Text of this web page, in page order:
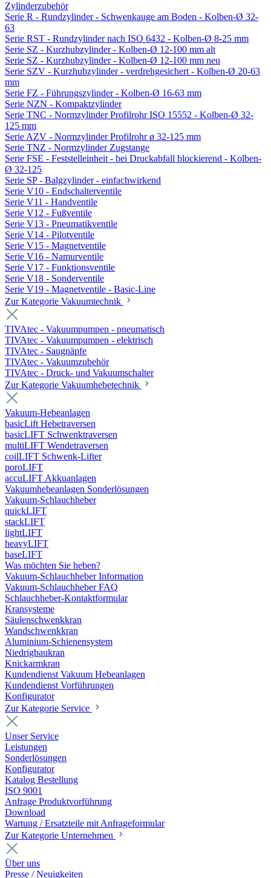
Zylinderzubehör
Serie R - Rundzylinder - Schwenkauge am Boden - Kolben-Ø 32-
63
Serie RST - Rundzylinder nach ISO 6432 - Kolben-Ø 8-25 mm
Serie SZ - Kurzhubzylinder - Kolben-Ø 12-100 mm alt
Serie SZ - Kurzhubzylinder - Kolben-Ø 12-100 mm neu
Serie SZV - Kurzhubzylinder - verdrehgesichert - Kolben-Ø 20-63
mm
Serie FZ - Führungszylinder - Kolben-Ø 16-63 mm
Serie NZN - Kompaktzylinder
Serie TNC - Normzylinder Profilrohr ISO 15552 - Kolben-Ø 32-
125 mm
Serie AZV - Normzylinder Profilrohr ø 32-125 mm
Serie TNZ - Normzylinder Zugstange
Serie FSE - Feststelleinheit - bei Druckabfall blockierend - Kolben-
Ø 32-125
Serie SP - Balgzylinder - einfachwirkend
Serie V10 - Endschalterventile
Serie V11 - Handventile
Serie V12 - Fußventile
Serie V13 - Pneumatikventile
Serie V14 - Pilotventile
Serie V15 - Magnetventile
Serie V16 - Namurventile
Serie V17 - Funktionsventile
Serie V18 - Sonderventile
Serie V19 - Magnetventile - Basic-Line
Zur Kategorie Vakuumtechnik
TIVAtec - Vakuumpumpen - pneumatisch
TIVAtec - Vakuumpumpen - elektrisch
TIVAtec - Saugnäpfe
TIVAtec - Vakuumzubehör
TIVAtec - Druck- und Vakuumschalter
Zur Kategorie Vakuumhebetechnik
Vakuum-Hebeanlagen
basicLift Hebetraversen
basicLIFT Schwenktraversen
multiLIFT Wendetraversen
coilLIFT Schwenk-Lifter
poroLIFT
accuLIFT Akkuanlagen
Vakuumhebeanlagen Sonderlösungen
Vakuum-Schlauchheber
quickLIFT
stackLIFT
lightLIFT
heavyLIFT
baseLIFT
Was möchten Sie heben?
Vakuum-Schlauchheber Information
Vakuum-Schlauchheber FAQ
Schlauchheber-Kontaktformular
Kransysteme
Säulenschwenkkran
Wandschwenkkran
Aluminium-Schienensystem
Niedrigbaukran
Knickarmkran
Kundendienst Vakuum Hebeanlagen
Kundendienst Vorführungen
Konfigurator
Zur Kategorie Service
Unser Service
Leistungen
Sonderlösungen
Konfigurator
Katalog Bestellung
ISO 9001
Anfrage Produktvorführung
Download
Wartung / Ersatzteile mit Anfrageformular
Zur Kategorie Unternehmen
Über uns
Presse / Neuigkeiten